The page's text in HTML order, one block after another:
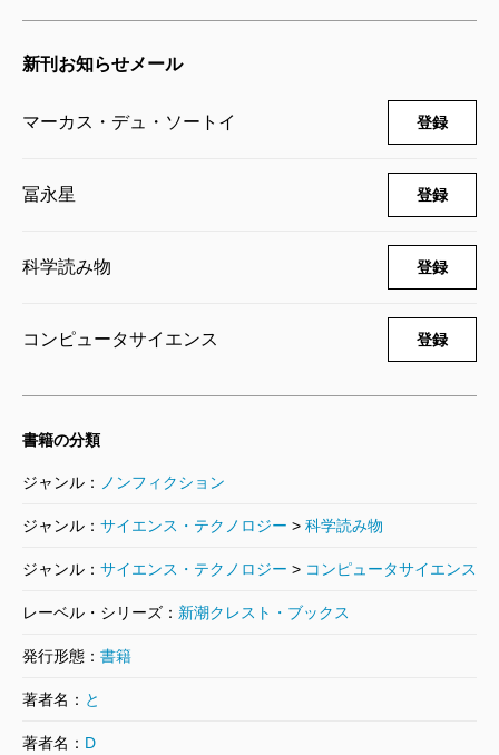
械の足音が忍び寄ってきている。著者はそれでも、最
後まで機械に代替できない「人間らしさ」とは何かを
だが、あらゆる生き物が織りなすこの宇宙から「人
間」だけを特別な存在として切り出そうとする姿勢そ
のものを反省する好機を、人工知能が与えてくれてい
るようにも思える。「前提とみなされていた思い込み
を捨て」「システムの外に踏み出して」いくのが、創
造性だと著者は語るが、他の生物と自分を区別する
「人間らしさ」に固執する思い込みを捨て、人間と人
間以外を懸命に区別しようとしてきた常識の外に踏み
る。
（もりた・まさお 独立研究者）
新刊お知らせメール
マーカス・デュ・ソートイ 登録
冨永星 登録
科学読み物 登録
コンピュータサイエンス 登録
書籍の分類
ジャンル： ノンフィクション
ジャンル： サイエンス・テクノロジー > 科学読み物
ジャンル： サイエンス・テクノロジー > コンピュータサイエンス
レーベル・シリーズ： 新潮クレスト・ブックス
発行形態： 書籍
著者名： と
著者名： D